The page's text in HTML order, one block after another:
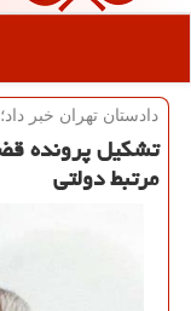
دادستان تهران خبر داد؛
مرتبط دولتی